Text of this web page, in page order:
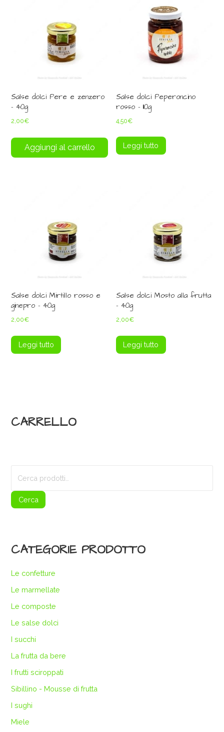
Salse dolci Pere e zenzero
– 40g
2,00€
Aggiungi al carrello
Salse dolci Peperoncino
rosso – 110g
4,50€
Leggi tutto
Salse dolci Mirtillo rosso e
ginepro – 40g
2,00€
Leggi tutto
Salse dolci Mosto alla frutta
– 40g
2,00€
Leggi tutto
CARRELLO
Cerca
CATEGORIE PRODOTTO
Le confetture
Le marmellate
Le composte
Le salse dolci
I succhi
La frutta da bere
I frutti sciroppati
Sibillino - Mousse di frutta
I sughi
Miele